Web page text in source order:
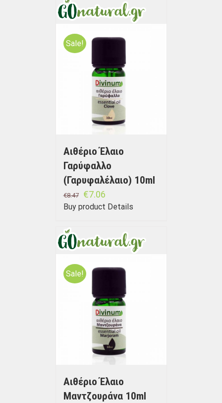
Sale!
Αιθέριο Έλαιο
Γαρύφαλλο
(Γαρυφαλέλαιο) 10ml
€8.47 €7.06
Buy product Details
Sale!
Αιθέριο Έλαιο
Μαντζουράνα 10ml